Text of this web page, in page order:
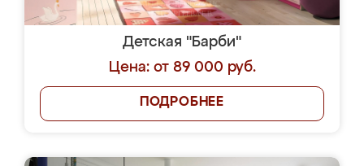
Детская "Барби"
Цена: от 89 000 руб.
ПОДРОБНЕЕ